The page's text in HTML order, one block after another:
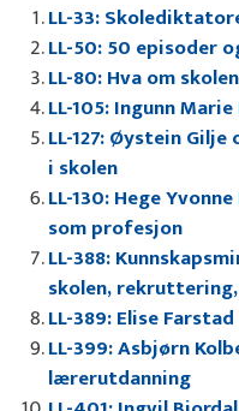
LL-33:
LL-50: 50 episoder
LL-80: Hva om
LL-105: Ingunn
LL-127: Øystein
i skolen
LL-130: Hege
som profesjon
LL-388:
skolen,
LL-389: Elise
LL-399: Asbjørn
lærerutdanning